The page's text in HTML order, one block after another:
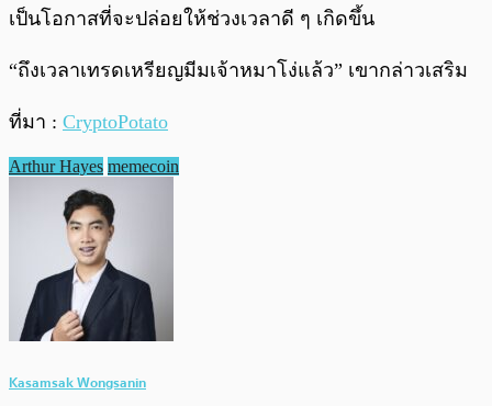
เป็นโอกาสที่จะปล่อยให้ช่วงเวลาดี ๆ เกิดขึ้น
“ถึงเวลาเทรดเหรียญมีมเจ้าหมาโง่แล้ว” เขากล่าวเสริม
ที่มา : CryptoPotato
Arthur Hayes memecoin
Kasamsak Wongsanin